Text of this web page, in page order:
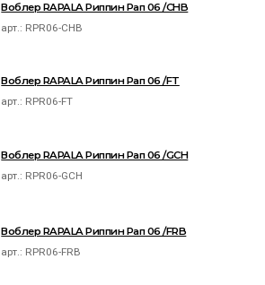
Воблер RAPALA Риппин Рап 06 /CHB
арт.: RPR06-CHB
Воблер RAPALA Риппин Рап 06 /FT
арт.: RPR06-FT
Воблер RAPALA Риппин Рап 06 /GCH
арт.: RPR06-GCH
Воблер RAPALA Риппин Рап 06 /FRB
арт.: RPR06-FRB